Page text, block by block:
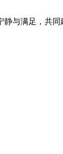
与满足，共同